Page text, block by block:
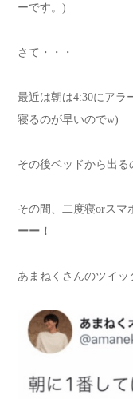
ーです。)
さて・・・
最近は朝は4:30にアラ
寝るのが早いのでw)
その後ベッドから出る
その間、二度寝orスマ
ーー！
あまねくさんのツイッ